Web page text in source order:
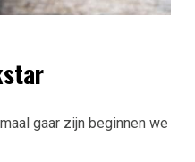
gaar zijn beginnen we